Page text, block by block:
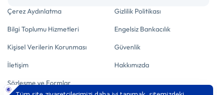
Çerez Aydınlatma
Gizlilik Politikası
Bilgi Toplumu Hizmetleri Engelsiz Bankacılık
Kişisel Verilerin Korunması Güvenlik
İletişim Hakkımızda
Sözleşme ve Formlar